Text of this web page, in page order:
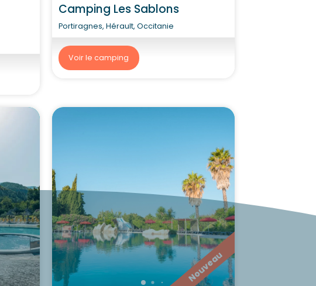
Camping Les Sablons
Portiragnes, Hérault, Occitanie
Voir le camping
Nouveau